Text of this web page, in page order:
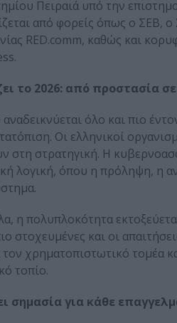
Πειραιά υπό την
από φορείς όπως ο ΣΕΒ,
RED.comm, καθώς και
το 2026: από προστασία
όλο και πιο
Οι ελληνικοί
στη στρατηγική. Η
λογική, όπου η πρόληψη, η
η πολυπλοκότητα
στοχευμένες και οι
τον χρηματοπιστωτικό τομέα
τοπίο.
σημασία για κάθε